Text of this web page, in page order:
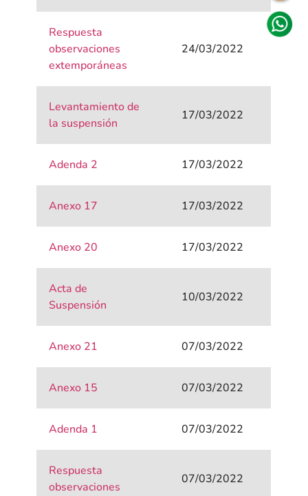
Respuesta
observaciones
extemporáneas
24/03/2022
Levantamiento de
la suspensión
17/03/2022
Adenda 2 17/03/2022
Anexo 17 17/03/2022
Anexo 20 17/03/2022
Acta de
Suspensión
10/03/2022
Anexo 21 07/03/2022
Anexo 15 07/03/2022
Adenda 1 07/03/2022
Respuesta
observaciones
07/03/2022